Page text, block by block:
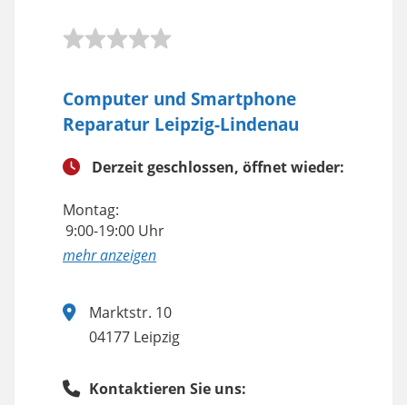
Computer und Smartphone
Reparatur Leipzig-Lindenau
Derzeit geschlossen, öffnet wieder:
Montag:
9:00-19:00 Uhr
anzeigen
Marktstr. 10
04177 Leipzig
Kontaktieren Sie uns: